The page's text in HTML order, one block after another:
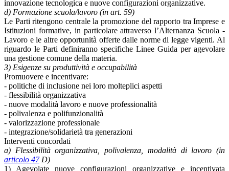
innovazione tecnologica e nuove configurazioni organizzative.
d) Formazione scuola/lavoro (in art. 59)
Le Parti ritengono centrale la promozione del rapporto tra Imprese e
Istituzioni formative, in particolare attraverso l’Alternanza Scuola -
Lavoro e le altre opportunità offerte dalle norme di legge vigenti. Al
riguardo le Parti definiranno specifiche Linee Guida per agevolare
una gestione comune della materia.
3) Esigenze su produttività e occupabilità
Promuovere e incentivare:
- politiche di inclusione nei loro molteplici aspetti
- flessibilità organizzativa
- nuove modalità lavoro e nuove professionalità
- polivalenza e polifunzionalità
- valorizzazione professionale
- integrazione/solidarietà tra generazioni
Interventi concordati
a) Flessibilità organizzativa, polivalenza, modalità di lavoro (in
articolo 47D)
1) Agevolate nuove configurazioni organizzative e incentivata